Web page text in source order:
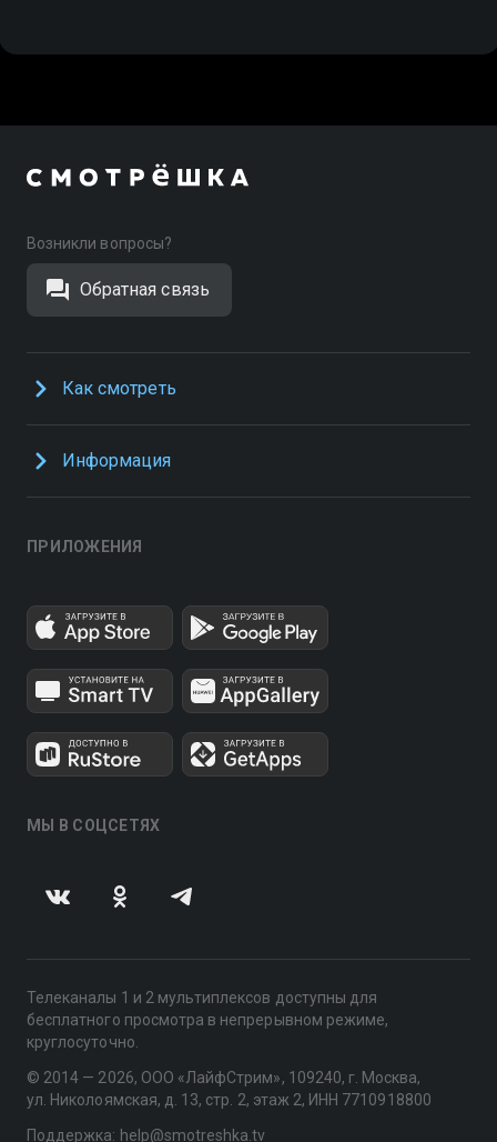
Возникли вопросы?
Обратная связь
Как смотреть
Информация
ПРИЛОЖЕНИЯ
МЫ В СОЦСЕТЯХ
Телеканалы 1 и 2 мультиплексов доступны для
бесплатного просмотра в непрерывном режиме,
круглосуточно.
© 2014 — 2026, ООО «ЛайфСтрим», 109240, г. Москва,
ул. Николоямская, д. 13, стр. 2, этаж 2, ИНН 7710918800
Поддержка: help@smotreshka.tv